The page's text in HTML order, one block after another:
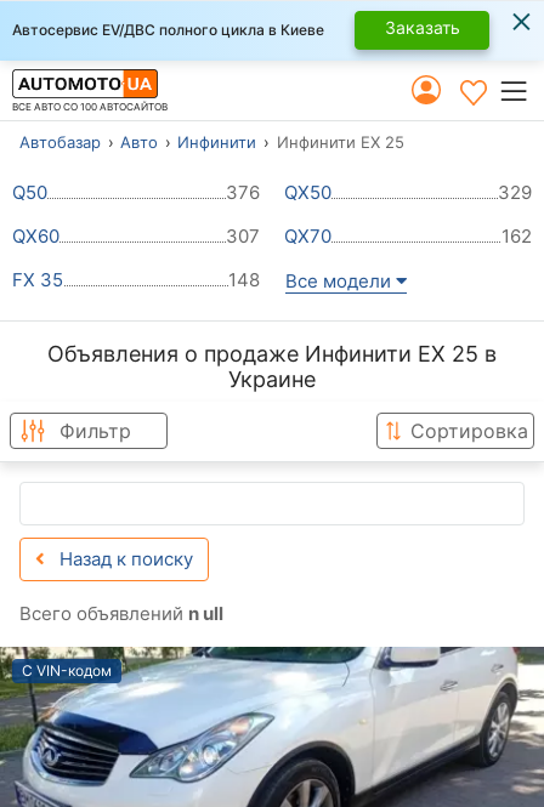
Автосервис EV/ДВС полного цикла в Киеве Заказать ×
ВСЕ АВТО СО 100 АВТОСАЙТОВ
Автобазар Авто Инфинити Инфинити EX 25
Q50 376 QX50
329
QX60
307 QX70
162
FX 35
148 Все модели
Объявления о продаже Инфинити EX 25 в
Украине
Фильтр Сортировка
Назад к поиску
Всего объявлений n ull
С VIN-кодом